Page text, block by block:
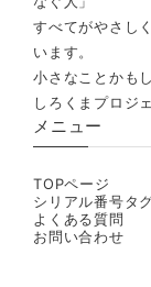
すべてがやさし
います。
小さなことかも
しろくまプロジ
メニュー
TOPページ
シリアル番号タ
よくある質問
お問い合わせ